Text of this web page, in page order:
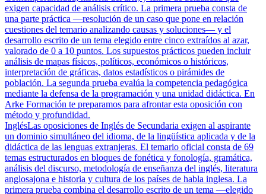
exigen capacidad de análisis crítico. La primera prueba consta de
una parte práctica —resolución de un caso que pone en relación
cuestiones del temario analizando causas y soluciones— y el
desarrollo escrito de un tema elegido entre cinco extraídos al azar,
valorado de 0 a 10 puntos. Los supuestos prácticos pueden incluir
análisis de mapas físicos, políticos, económicos o históricos,
interpretación de gráficas, datos estadísticos o pirámides de
población. La segunda prueba evalúa la competencia pedagógica
mediante la defensa de la programación y una unidad didáctica. En
Arke Formación te preparamos para afrontar esta oposición con
método y profundidad.
InglésLas oposiciones de Inglés de Secundaria exigen al aspirante
un dominio simultáneo del idioma, de la lingüística aplicada y de la
didáctica de las lenguas extranjeras. El temario oficial consta de 69
temas estructurados en bloques de fonética y fonología, gramática,
análisis del discurso, metodología de enseñanza del inglés, literatura
anglosajona e historia y cultura de los países de habla inglesa. La
primera prueba combina el desarrollo escrito de un tema —elegido